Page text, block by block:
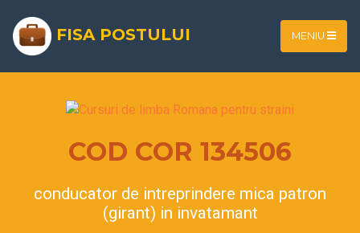
FISA POSTULUI MENIU
COD COR 134506
conducator de intreprindere mica patron
(girant) in invatamant